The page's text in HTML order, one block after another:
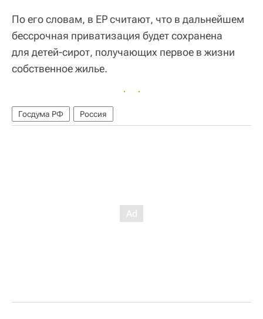
По его словам, в ЕР считают, что в дальнейшем
бессрочная приватизация будет сохранена
для детей-сирот, получающих первое в жизни
собственное жилье.
Госдума РФ Россия